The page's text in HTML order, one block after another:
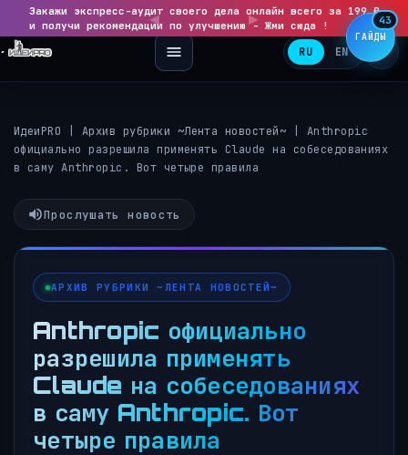
Закажи экспресс-аудит своего дела онлайн всего за 199 ₽
и получи рекомендации по улучшению - Жми сюда !
▶
RU EN
ИдеиPRO Архив рубрики ~Лента новостей~
Anthropic
официально разрешила применять Claude на собеседованиях
в саму Anthropic. Вот четыре правила
Прослушать новость
АРХИВ РУБРИКИ ~ЛЕНТА НОВОСТЕЙ~
Anthropic официально
разрешила применять
Claude на собеседованиях
в саму Anthropic. Вот
четыре правила
ГАЙДЫ
43